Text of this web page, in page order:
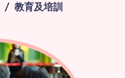
/ 教育及培訓